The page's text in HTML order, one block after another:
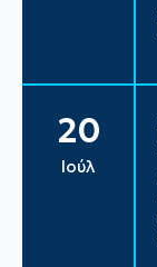
20
Ιούλ